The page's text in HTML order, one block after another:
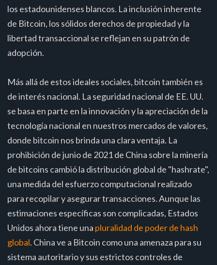
los estadounidenses blancos. La inclusión inherente
de Bitcoin, los sólidos derechos de propiedad y la
libertad transaccional se reflejan en su patrón de
adopción.
Más allá de estos ideales sociales, bitcoin también es
de interés nacional. La seguridad nacional de EE. UU.
se basa en parte en la innovación y la apreciación de la
tecnología nacional en nuestros mercados de valores,
donde bitcoin nos brinda una clara ventaja. La
prohibición de junio de 2021 de China sobre la minería
de bitcoins cambió la distribución global de "hashrate",
una medida del esfuerzo computacional realizado
para recopilar y asegurar transacciones. Aunque las
estimaciones específicas son complicadas, Estados
Unidos ahora tiene una pluralidad de poder de hash
global. China ve a Bitcoin como una amenaza para su
sistema autoritario y sus estrictos controles de